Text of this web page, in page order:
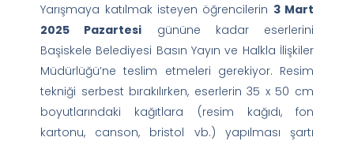
Yarışmaya katılmak isteyen öğrencilerin 3 Mart
2025 Pazartesi gününe kadar eserlerini
Başiskele Belediyesi Basın Yayın ve Halkla İlişkiler
Müdürlüğü’ne teslim etmeleri gerekiyor. Resim
tekniği serbest bırakılırken, eserlerin 35 x 50 cm
boyutlarındaki kağıtlara (resim kağıdı, fon
kartonu, canson, bristol vb.) yapılması şartı